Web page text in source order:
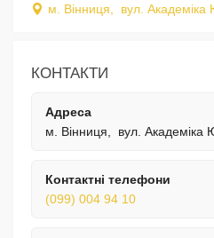
м. Вінниця, вул.
КОНТАКТИ
Адреса
м. Вінниця, вул. Академіка
Контактні телефони
(099) 004 94 10